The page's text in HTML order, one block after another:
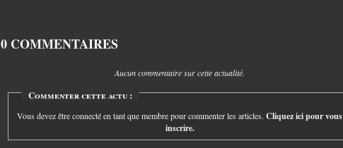
0 COMMENTAIRES
Aucun commentaire sur cette actualité.
Commenter cette actu :
Vous devez être connecté en tant que membre pour commenter les articles. Cliquez ici pour vous
inscrire.